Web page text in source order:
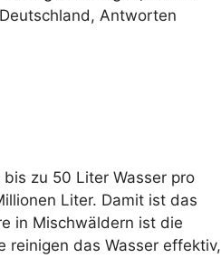
Antworten
zu 50 Liter Wasser pro
Liter. Damit ist das
in Mischwäldern ist die
reinigen das Wasser effektiv,